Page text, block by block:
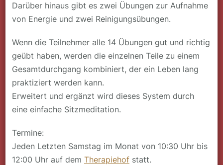
Darüber hinaus gibt es zwei Übungen zur Aufnahme
von Energie und zwei Reinigungsübungen.
Wenn die Teilnehmer alle 14 Übungen gut und richtig
geübt haben, werden die einzelnen Teile zu einem
Gesamtdurchgang kombiniert, der ein Leben lang
praktiziert werden kann.
Erweitert und ergänzt wird dieses System durch
eine einfache Sitzmeditation.
Termine:
Jeden Letzten Samstag im Monat von 10:30 Uhr bis
12:00 Uhr auf dem Therapiehofstatt.